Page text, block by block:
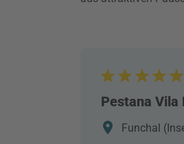
Pestana Vila
Funchal